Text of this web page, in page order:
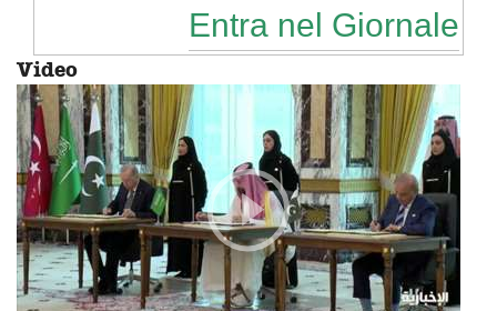
Entra nel Giornale
Video